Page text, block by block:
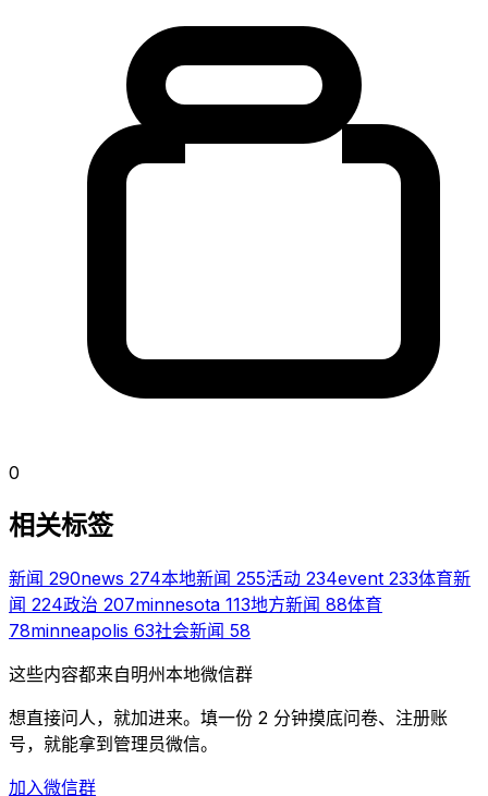
0
相关标签
新闻 290news 274本地新闻 255活动 234event 233体育新
闻 224政治 207minnesota 113地方新闻 88体育
78minneapolis 63社会新闻 58
这些内容都来自明州本地微信群
想直接问人，就加进来。填一份 2 分钟摸底问卷、注册账
号，就能拿到管理员微信。
加入微信群